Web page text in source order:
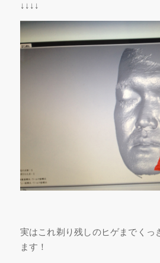
↓↓↓↓
実はこれ剃り残しのヒゲまでくっ
ます！